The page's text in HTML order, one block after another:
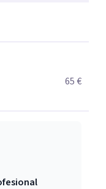
65 €